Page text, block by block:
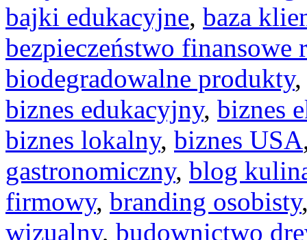
bajki edukacyjne, baza
bezpieczeństwo finansowe
biodegradowalne produkty
biznes edukacyjny, biznes
biznes lokalny, biznes USA
gastronomiczny, blog
firmowy, branding osobisty
wizualny, budownictwo